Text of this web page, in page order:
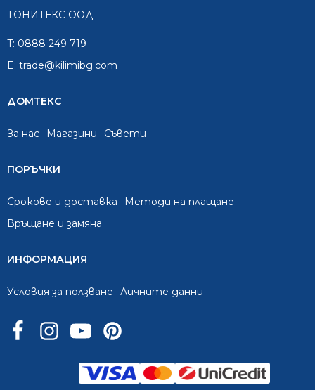
ТОНИТЕКС ООД
T: 0888 249 719
E: trade@kilimibg.com
ДОМТЕКС
За нас Mагазини Съвети
ПОРЪЧКИ
Срокове и доставка
Методи на плащане
Връщане и замяна
ИНФОРМАЦИЯ
Условия за ползване Личните данни